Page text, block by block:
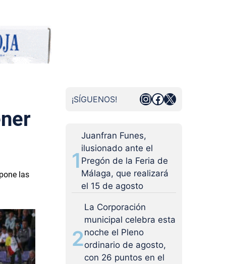
las
¡SÍGUENOS! Instagram
Facebook
X
1
Juanfran Funes,
ilusionado ante el
Pregón de la Feria de
Málaga, que realizará
el 15 de agosto
2
La Corporación
municipal celebra esta
noche el Pleno
ordinario de agosto,
con 26 puntos en el